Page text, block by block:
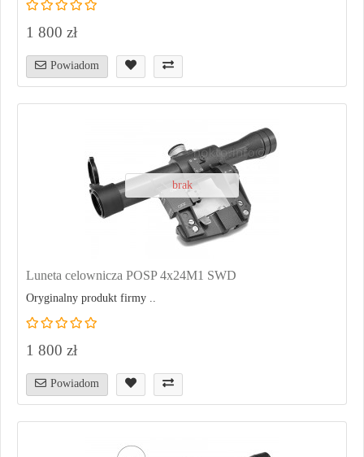
1 800 zł
Powiadom
brak
Luneta celownicza POSP 4x24M1 SWD
Oryginalny produkt firmy ..
1 800 zł
Powiadom